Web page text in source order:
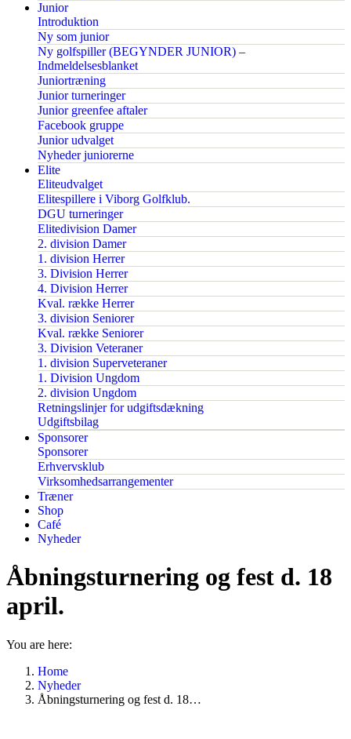
Junior
Introduktion
Ny som junior
Ny golfspiller (BEGYNDER JUNIOR) –
Indmeldelsesblanket
Juniortræning
Junior turneringer
Junior greenfee aftaler
Facebook gruppe
Junior udvalget
Nyheder juniorerne
Elite
Eliteudvalget
Elitespillere i Viborg Golfklub.
DGU turneringer
Elitedivision Damer
2. division Damer
1. division Herrer
3. Division Herrer
4. Division Herrer
Kval. række Herrer
3. division Seniorer
Kval. række Seniorer
3. Division Veteraner
1. division Superveteraner
1. Division Ungdom
2. division Ungdom
Retningslinjer for udgiftsdækning
Udgiftsbilag
Sponsorer
Sponsorer
Erhvervsklub
Virksomhedsarrangementer
Træner
Shop
Café
Nyheder
Åbningsturnering og fest d. 18
april.
You are here:
Home
Nyheder
Åbningsturnering og fest d. 18…